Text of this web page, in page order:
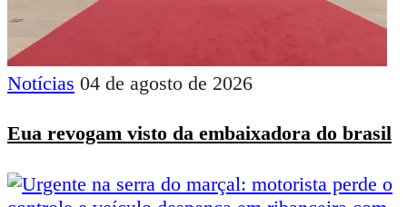
Notícias 04 de agosto de 2026
Eua revogam visto da embaixadora do brasil